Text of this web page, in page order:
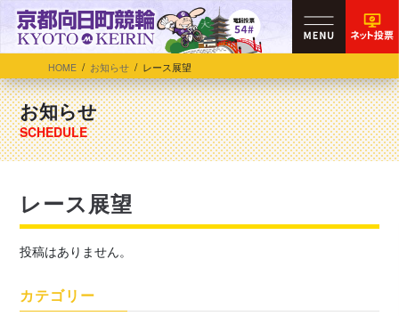
HOME お知らせ レース展望
お知らせ
レース展望
投稿はありません。
カテゴリー